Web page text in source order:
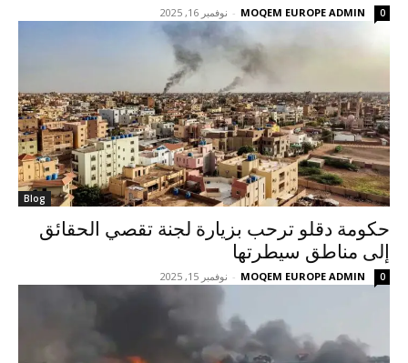
MOQEM EUROPE ADMIN
- نوفمبر 16, 2025 0
Blog
حكومة دقلو ترحب بزيارة لجنة تقصي الحقائق
إلى مناطق سيطرتها
MOQEM EUROPE ADMIN
- نوفمبر 15, 2025 0